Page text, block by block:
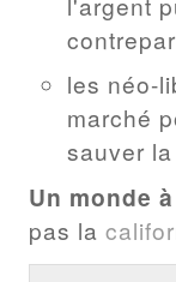
les néo-
marché
sauver
Un monde
pas la